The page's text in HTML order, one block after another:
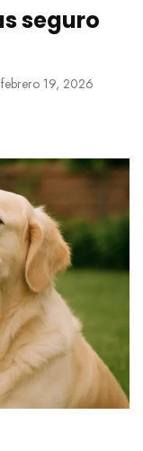
seguro
febrero 19, 2026